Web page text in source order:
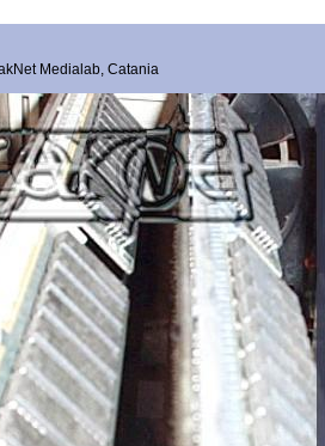
Medialab, Catania